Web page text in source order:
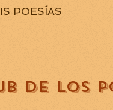
DE LOS
POESÍAS